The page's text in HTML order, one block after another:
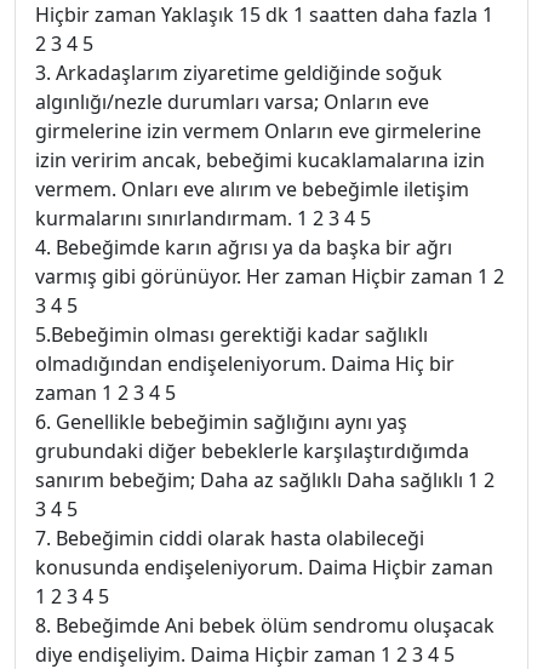
Hiçbir zaman Yaklaşık 15 dk 1 saatten daha fazla 1
2 3 4 5
3. Arkadaşlarım ziyaretime geldiğinde soğuk
algınlığı/nezle durumları varsa; Onların eve
girmelerine izin vermem Onların eve girmelerine
izin veririm ancak, bebeğimi kucaklamalarına izin
vermem. Onları eve alırım ve bebeğimle iletişim
kurmalarını sınırlandırmam. 1 2 3 4 5
4. Bebeğimde karın ağrısı ya da başka bir ağrı
varmış gibi görünüyor. Her zaman Hiçbir zaman 1 2
3 4 5
5.Bebeğimin olması gerektiği kadar sağlıklı
olmadığından endişeleniyorum. Daima Hiç bir
zaman 1 2 3 4 5
6. Genellikle bebeğimin sağlığını aynı yaş
grubundaki diğer bebeklerle karşılaştırdığımda
sanırım bebeğim; Daha az sağlıklı Daha sağlıklı 1 2
3 4 5
7. Bebeğimin ciddi olarak hasta olabileceği
konusunda endişeleniyorum. Daima Hiçbir zaman
1 2 3 4 5
8. Bebeğimde Ani bebek ölüm sendromu oluşacak
diye endişeliyim. Daima Hiçbir zaman 1 2 3 4 5